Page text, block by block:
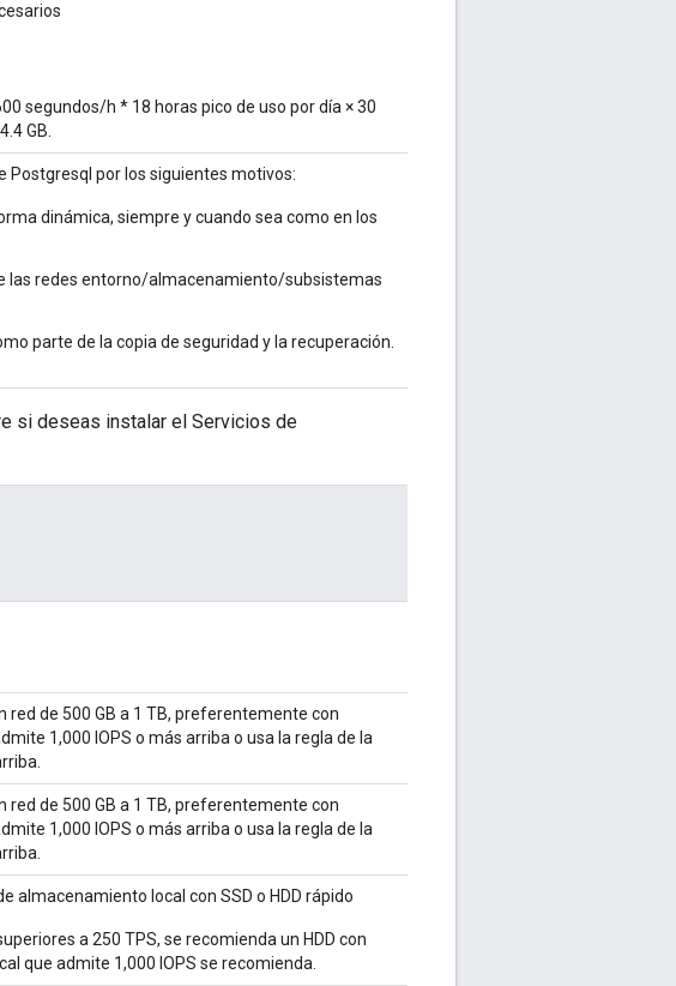
segundos/h * 18 horas pico de uso por día × 30
GB.
por los siguientes motivos:
dinámica, siempre y cuando sea como en los
las redes entorno/almacenamiento/subsistemas
parte de la copia de seguridad y la recuperación.
si deseas instalar el Servicios de
red de 500 GB a 1 TB, preferentemente con
1,000 IOPS o más arriba o usa la regla de la
red de 500 GB a 1 TB, preferentemente con
1,000 IOPS o más arriba o usa la regla de la
almacenamiento local con SSD o HDD rápido
a 250 TPS, se recomienda un HDD con
que admite 1,000 IOPS se recomienda.